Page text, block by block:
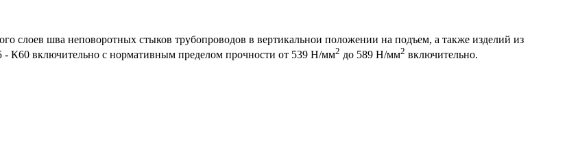
слоев шва неповоротных стыков трубопроводов в вертикальнои положении на подъем, а также изделий из
- К60 включительно с нормативным пределом прочности от 539 Н/мм2 до 589 Н/мм2 включительно.